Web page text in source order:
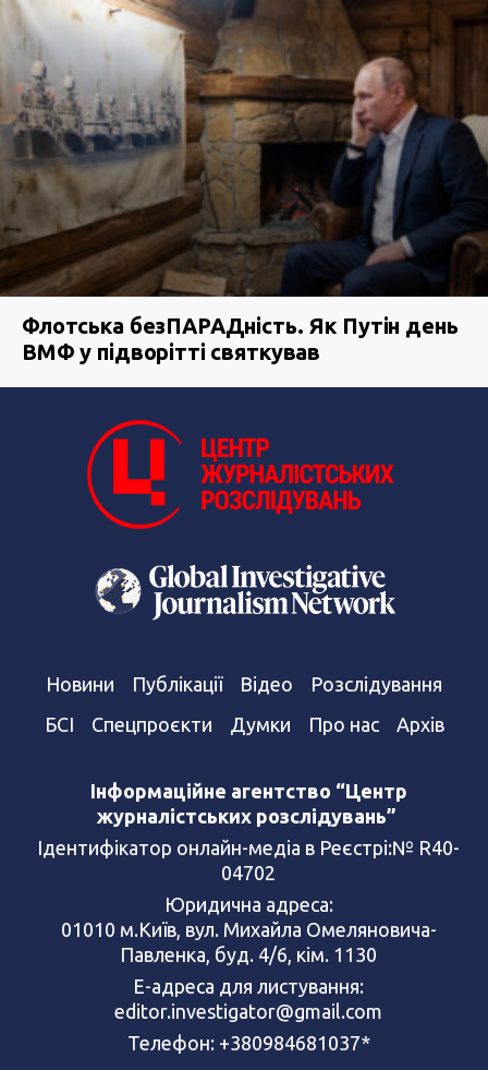
Флотська безПАРАДність. Як Путін день
ВМФ у підворітті святкував
Новини Публікації Відео
Розслідування
БСІ
Спецпроєкти Думки Про нас Архів
Інформаційне агентство “Центр
журналістських розслідувань”
Ідентифікатор онлайн-медіа в Реєстрі:№ R40-
04702
Юридична адреса:
01010 м.Київ, вул. Михайла Омеляновича-
Павленка, буд. 4/6, кім. 1130
Е-адреса для листування:
editor.investigator@gmail.com
Телефон: +380984681037*